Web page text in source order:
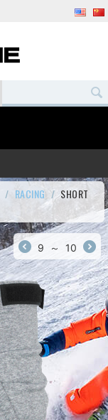
/ RACING / SHORT
9 ～ 10